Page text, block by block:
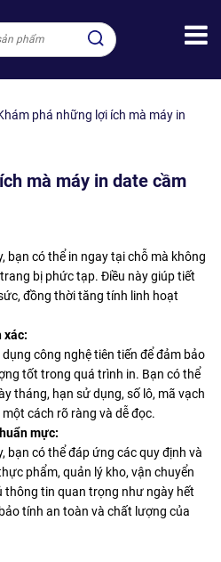
phá những lợi ích mà máy in
mà máy in date cầm
bạn có thể in ngay tại chỗ mà không
bị phức tạp. Điều này giúp tiết
đồng thời tăng tính linh hoạt
xác:
công nghệ tiên tiến để đảm bảo
tốt trong quá trình in. Bạn có thể
tháng, hạn sử dụng, số lô, mã vạch
cách rõ ràng và dễ đọc.
mực:
bạn có thể đáp ứng các quy định và
phẩm, quản lý kho, vận chuyển
thông tin quan trọng như ngày hết
tính an toàn và chất lượng của